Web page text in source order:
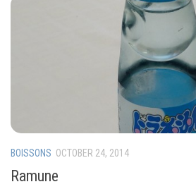
BOISSONS OCTOBER 24, 2014
Ramune